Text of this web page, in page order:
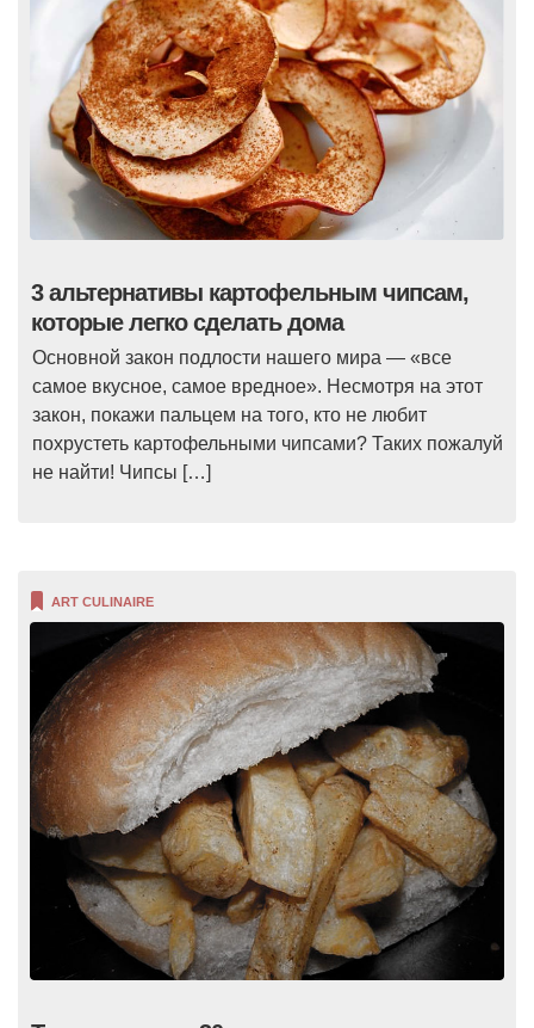
3 альтернативы картофельным чипсам,
которые легко сделать дома
Основной закон подлости нашего мира — «все
самое вкусное, самое вредное». Несмотря на этот
закон, покажи пальцем на того, кто не любит
похрустеть картофельными чипсами? Таких пожалуй
не найти! Чипсы […]
ART CULINAIRE